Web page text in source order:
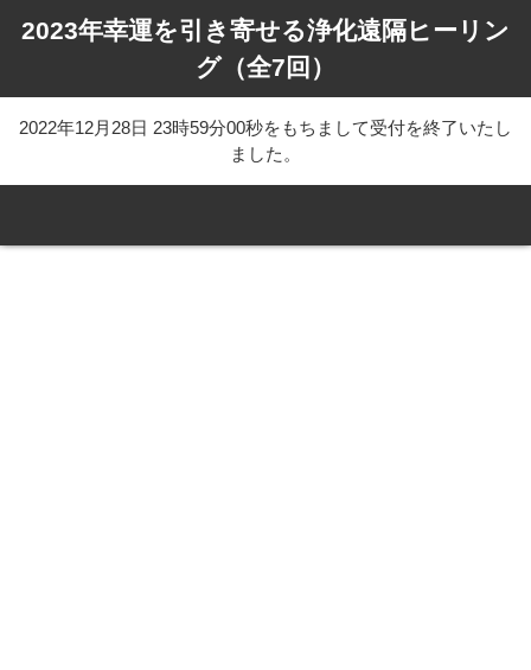
2023年幸運を引き寄せる浄化遠隔ヒーリン
グ（全7回）
2022年12月28日 23時59分00秒をもちまして受付を終了いたし
ました。